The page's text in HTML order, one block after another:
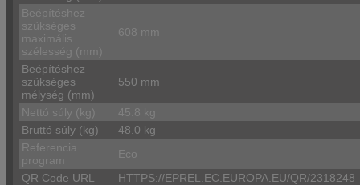
Beépítéshez
szükséges
maximális
szélesség (mm)
608 mm
Beépítéshez
szükséges
mélység (mm)
550 mm
Nettó súly (kg)
45.8 kg
Bruttó súly (kg)
48.0 kg
Referencia
program
Eco
QR Code URL
HTTPS://EPREL.EC.EUROPA.EU/QR/2318248